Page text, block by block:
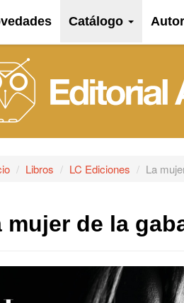
Catálogo
Libros LC Ediciones La
mujer de la